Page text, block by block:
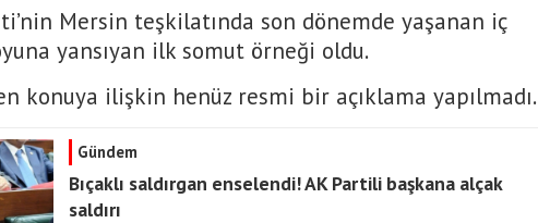
Mersin teşkilatında son dönemde yaşanan iç
yansıyan ilk somut örneği oldu.
konuya ilişkin henüz resmi bir açıklama yapılmadı.
Gündem
Bıçaklı saldırgan enselendi! AK Partili başkana alçak
saldırı